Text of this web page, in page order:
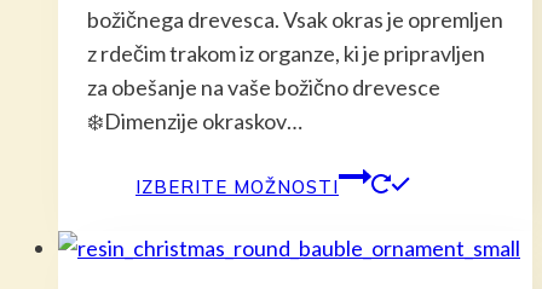
božičnega drevesca. Vsak okras je opremljen
z rdečim trakom iz organze, ki je pripravljen
za obešanje na vaše božično drevesce
❄️Dimenzije okraskov…
IZBERITE MOŽNOSTI
ima